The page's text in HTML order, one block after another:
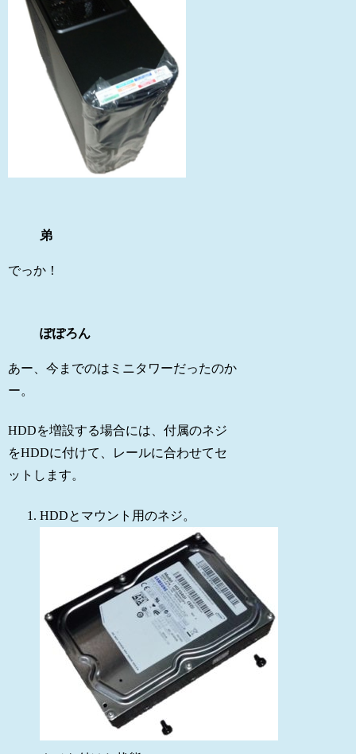
弟
でっか！
ぽぽろん
あー、今までのはミニタワーだったのか
ー。
HDDを増設する場合には、付属のネジ
をHDDに付けて、レールに合わせてセ
ットします。
HDDとマウント用のネジ。